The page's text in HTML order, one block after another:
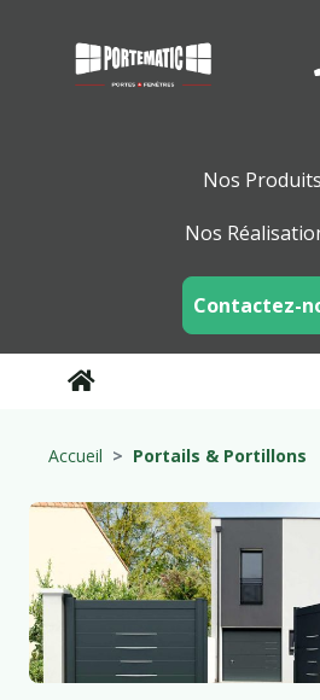
Nos Produits
Nos
Contactez-
Accueil Portails & Portillons